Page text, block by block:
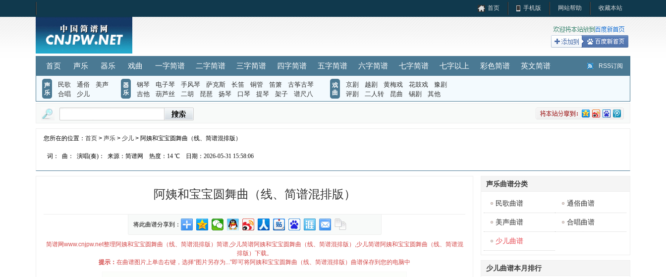
首页 手机版 网站帮助 收藏本站
首页 声乐 器乐 戏曲 一字简谱 二字简谱 三字简谱 四字简谱 五字简谱 六字简谱 七字简谱 七字以上 彩色简谱 英文简谱 RSS订阅
声
乐
民歌 通俗
美声
合唱
少儿
器
乐
钢琴 电子琴 手风琴 萨克斯 长笛 铜管 笛箫
古筝古琴
吉他
葫芦丝 二胡 琵琶 扬琴 口琴 提琴 架子 谱尺八
戏
曲
京剧 越剧 黄梅戏 花鼓戏
豫剧
评剧
二人转 昆曲 锡剧 其他
您所在的位置： 首页 > 声乐 > 少儿 > 阿姨和宝宝圆舞曲（线、简谱混排版）
词： 曲： 演唱(奏)： 来源：简谱网 热度： 14 ℃ 日期：2026-05-31 15:58:06
阿姨和宝宝圆舞曲（线、简谱混排版）
将此曲谱分享到：
简谱网www.cnjpw.net整理阿姨和宝宝圆舞曲（线、简谱混排版）简谱,少儿简谱阿姨和宝宝圆舞曲（线、简谱混排版）,少儿简谱阿姨和宝宝圆舞曲（线、简谱混
排版）下载。
提示： 在曲谱图片上单击右键，选择“图片另存为...”即可将阿姨和宝宝圆舞曲（线、简谱混排版）曲谱保存到您的电脑中
声乐曲谱分类
民歌曲谱 通俗曲谱
美声曲谱 合唱曲谱
少儿曲谱
少儿曲谱本月排行